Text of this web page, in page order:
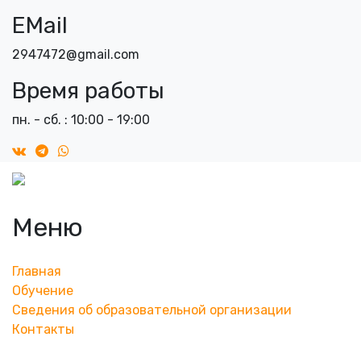
EMail
2947472@gmail.com
Время работы
пн. - сб. : 10:00 - 19:00
Меню
Главная
Обучение
Сведения об образовательной организации
Контакты